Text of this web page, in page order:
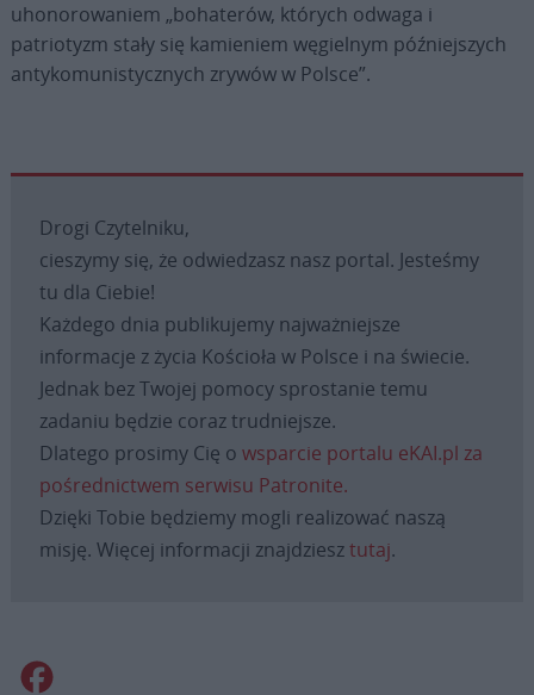
uhonorowaniem „bohaterów, których odwaga i
patriotyzm stały się kamieniem węgielnym późniejszych
antykomunistycznych zrywów w Polsce”.
Drogi Czytelniku,
cieszymy się, że odwiedzasz nasz portal. Jesteśmy
tu dla Ciebie!
Każdego dnia publikujemy najważniejsze
informacje z życia Kościoła w Polsce i na świecie.
Jednak bez Twojej pomocy sprostanie temu
zadaniu będzie coraz trudniejsze.
Dlatego prosimy Cię o wsparcie portalu eKAI.pl za
pośrednictwem serwisu Patronite.
Dzięki Tobie będziemy mogli realizować naszą
misję. Więcej informacji znajdziesztutaj.